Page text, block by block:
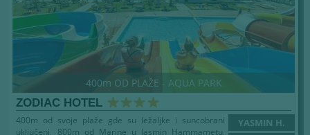
400m OD PLAŽE - AQUA PARK
ZODIAC HOTEL
YASMIN H.
400m od svoje plaže gde su ležaljke i suncobrani
uključeni, 800m od Marine u Jasmin Hammametu,